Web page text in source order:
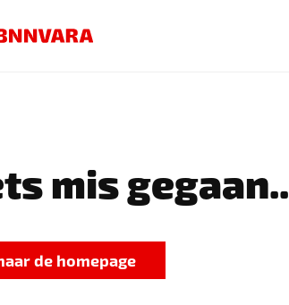
mis gegaan..
de homepage